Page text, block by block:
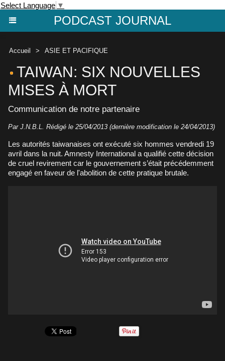
Select Language ▼
PODCAST JOURNAL
Accueil > ASIE ET PACIFIQUE
TAIWAN: SIX NOUVELLES
MISES À MORT
Communication de notre partenaire
Par J.N.B.L. Rédigé le 25/04/2013 (dernière modification le 24/04/2013)
Les autorités taiwanaises ont exécuté six hommes vendredi 19
avril dans la nuit. Amnesty International a qualifié cette décision
de cruel revirement car le gouvernement s’était précédemment
engagé en faveur de l'abolition de cette pratique brutale.